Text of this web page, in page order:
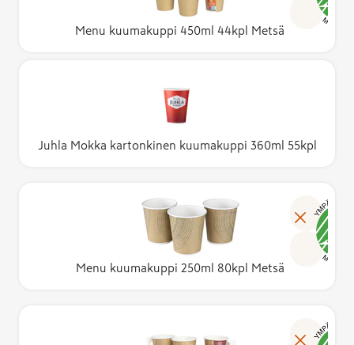
Menu kuumakuppi 450ml 44kpl Metsä
Juhla Mokka kartonkinen kuumakuppi 360ml 55kpl
Menu kuumakuppi 250ml 80kpl Metsä